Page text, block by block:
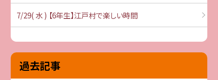
7/29( 水 ) 【6年生】江戸村で楽しい時間
過去記事